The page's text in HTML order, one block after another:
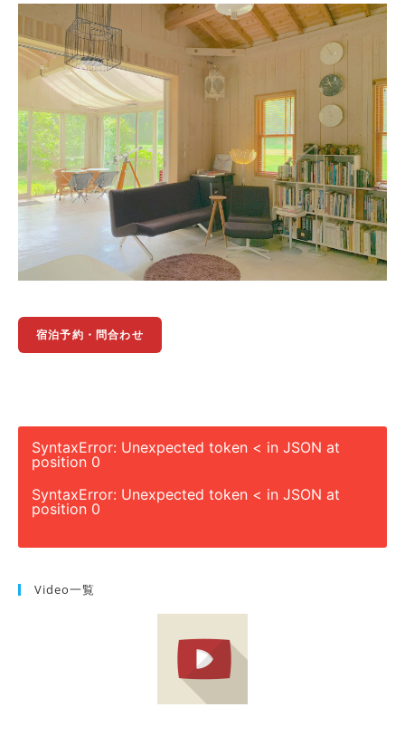
宿泊予約・問合わせ
SyntaxError: Unexpected token < in JSON at
position 0
SyntaxError: Unexpected token < in JSON at
position 0
Video一覧